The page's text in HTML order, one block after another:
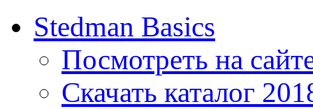
Stedman Basics
Посмотреть на
Скачать каталог